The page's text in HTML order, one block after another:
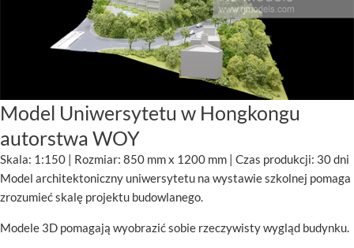
Model Uniwersytetu w Hongkongu
autorstwa WOY
Skala: 1:150 | Rozmiar: 850 mm x 1200 mm | Czas produkcji: 30 dni
Model architektoniczny uniwersytetu na wystawie szkolnej pomaga
zrozumieć skalę projektu budowlanego.
Modele 3D pomagają wyobrazić sobie rzeczywisty wygląd budynku.